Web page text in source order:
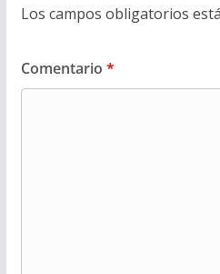
Los campos obligatorios
Comentario *